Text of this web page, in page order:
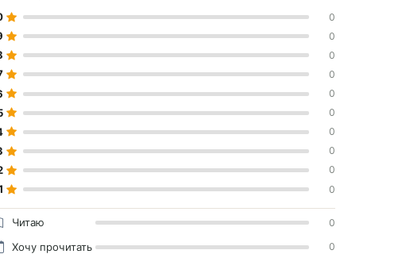
0
0
0
0
0
0
0
0
0
0
Читаю 0
Хочу прочитать 0